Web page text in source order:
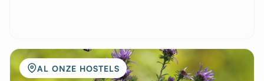
AL ONZE HOSTELS